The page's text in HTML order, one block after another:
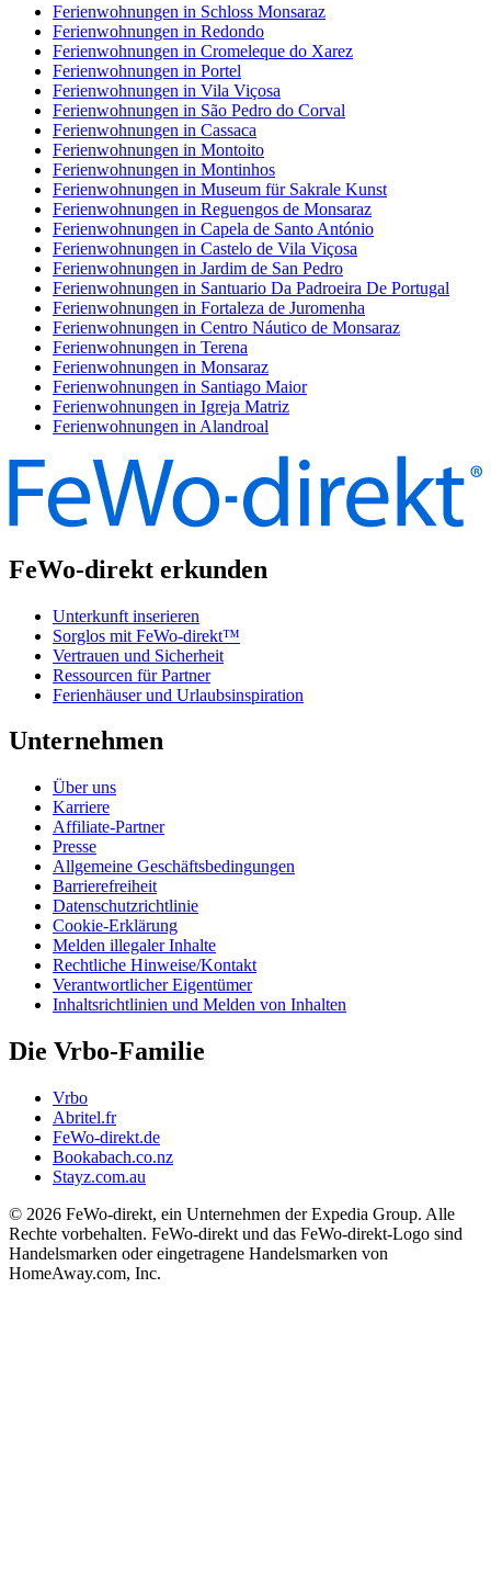
Ferienwohnungen in Schloss Monsaraz
Ferienwohnungen in Redondo
Ferienwohnungen in Cromeleque do Xarez
Ferienwohnungen in Portel
Ferienwohnungen in Vila Viçosa
Ferienwohnungen in São Pedro do Corval
Ferienwohnungen in Cassaca
Ferienwohnungen in Montoito
Ferienwohnungen in Montinhos
Ferienwohnungen in Museum für Sakrale Kunst
Ferienwohnungen in Reguengos de Monsaraz
Ferienwohnungen in Capela de Santo António
Ferienwohnungen in Castelo de Vila Viçosa
Ferienwohnungen in Jardim de San Pedro
Ferienwohnungen in Santuario Da Padroeira De Portugal
Ferienwohnungen in Fortaleza de Juromenha
Ferienwohnungen in Centro Náutico de Monsaraz
Ferienwohnungen in Terena
Ferienwohnungen in Monsaraz
Ferienwohnungen in Santiago Maior
Ferienwohnungen in Igreja Matriz
Ferienwohnungen in Alandroal
FeWo-direkt erkunden
Unterkunft inserieren
Sorglos mit FeWo-direkt™
Vertrauen und Sicherheit
Ressourcen für Partner
Ferienhäuser und Urlaubsinspiration
Unternehmen
Über uns
Karriere
Affiliate-Partner
Presse
Allgemeine Geschäftsbedingungen
Barrierefreiheit
Datenschutzrichtlinie
Cookie-Erklärung
Melden illegaler Inhalte
Rechtliche Hinweise/Kontakt
Verantwortlicher Eigentümer
Inhaltsrichtlinien und Melden von Inhalten
Die Vrbo-Familie
Vrbo
Abritel.fr
FeWo-direkt.de
Bookabach.co.nz
Stayz.com.au
© 2026 FeWo-direkt, ein Unternehmen der Expedia Group. Alle
Rechte vorbehalten. FeWo-direkt und das FeWo-direkt-Logo sind
Handelsmarken oder eingetragene Handelsmarken von
HomeAway.com, Inc.